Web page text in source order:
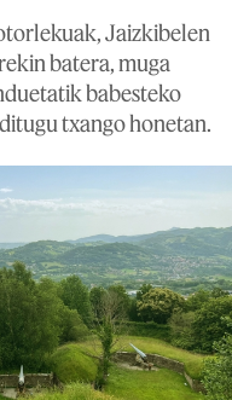
Jaizkibelen
batera, muga
babesteko
txango honetan.